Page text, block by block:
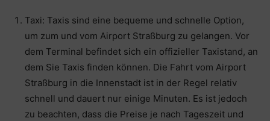
Taxi: Taxis sind eine bequeme und schnelle Option,
um zum und vom Airport Straßburg zu gelangen. Vor
dem Terminal befindet sich ein offizieller Taxistand, an
dem Sie Taxis finden können. Die Fahrt vom Airport
Straßburg in die Innenstadt ist in der Regel relativ
schnell und dauert nur einige Minuten. Es ist jedoch
zu beachten, dass die Preise je nach Tageszeit und